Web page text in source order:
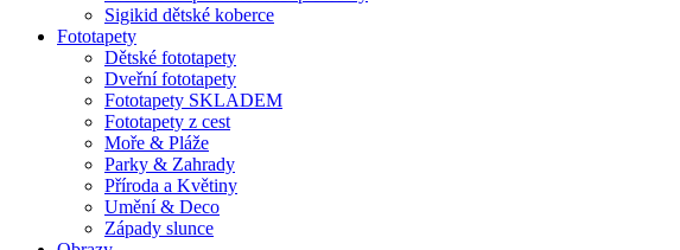
Sigikid dětské koberce
Fototapety
Dětské fototapety
Dveřní fototapety
Fototapety SKLADEM
Fototapety z cest
Moře & Pláže
Parky & Zahrady
Příroda a Květiny
Umění & Deco
Západy slunce